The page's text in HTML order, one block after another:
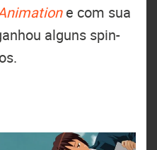
e com sua
alguns spin-